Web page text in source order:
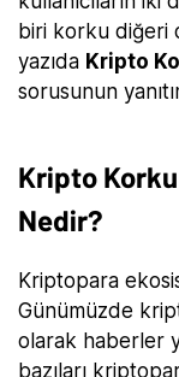
biri korku diğeri
yazıda Kripto
sorusunun
Kripto
Nedir?
Kriptopara
Günümüzde
olarak haberler
bazıları